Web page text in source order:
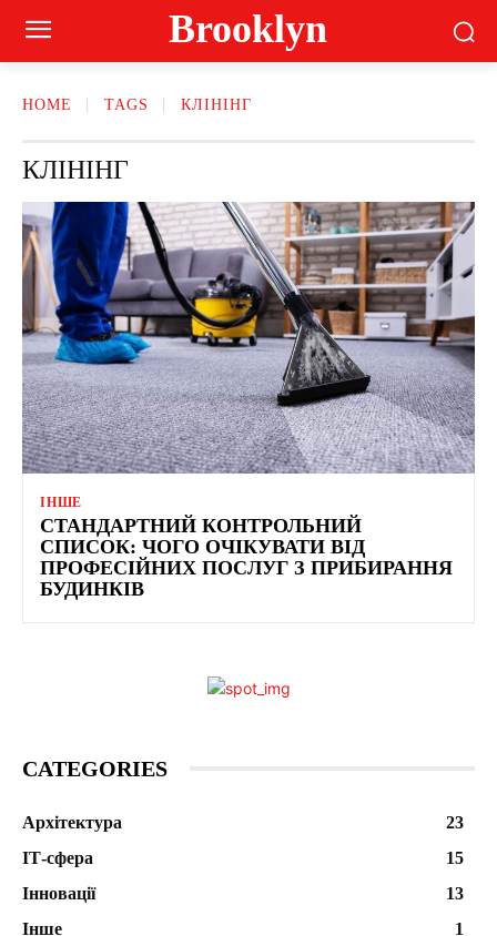
Brooklyn
HOME TAGS КЛІНІНГ
КЛІНІНГ
ІНШЕ
СТАНДАРТНИЙ КОНТРОЛЬНИЙ
СПИСОК: ЧОГО ОЧІКУВАТИ ВІД
ПРОФЕСІЙНИХ ПОСЛУГ З ПРИБИРАННЯ
БУДИНКІВ
CATEGORIES
Архітектура
23
ІТ-сфера
15
Інновації
13
Інше
1